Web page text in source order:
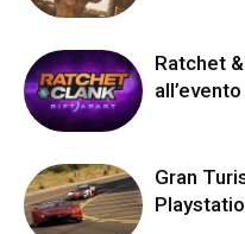
Ratchet
Gran